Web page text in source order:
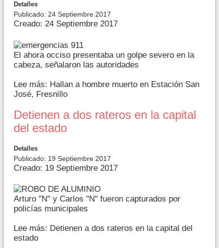
Detalles
Publicado: 24 Septiembre 2017
Creado: 24 Septiembre 2017
El ahora occiso presentaba un golpe severo en la
cabeza, señalaron las autoridades
Lee más: Hallan a hombre muerto en Estación San
José, Fresnillo
Detienen a dos rateros en la capital
del estado
Detalles
Publicado: 19 Septiembre 2017
Creado: 19 Septiembre 2017
Arturo "N" y Carlos "N" fueron capturados por
policías municipales
Lee más: Detienen a dos rateros en la capital del
estado